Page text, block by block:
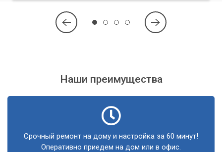
повреждений;
Гарантия качества работы.
Профессионально подобранная термопаста для
Качественное выполнение процедуры замены.
Наши преимущества
Срочный ремонт на дому и настройка за 60 минут!
Оперативно приедем на дом или в офис.